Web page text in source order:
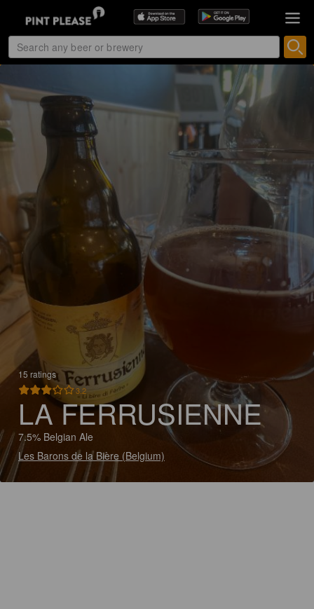
15 ratings
3.2
LA FERRUSIENNE
7.5% Belgian Ale
Les Barons de la Bière (Belgium)